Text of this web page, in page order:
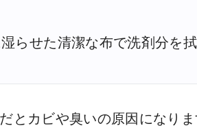
らせた清潔な布で洗剤分を
とカビや臭いの原因になりま